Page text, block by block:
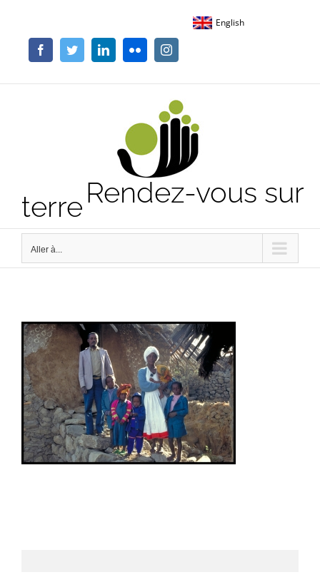
contenu
English
FacebookTwitterLinkedInFlickr Instagram
Rendez-vous sur
terre
Aller à...